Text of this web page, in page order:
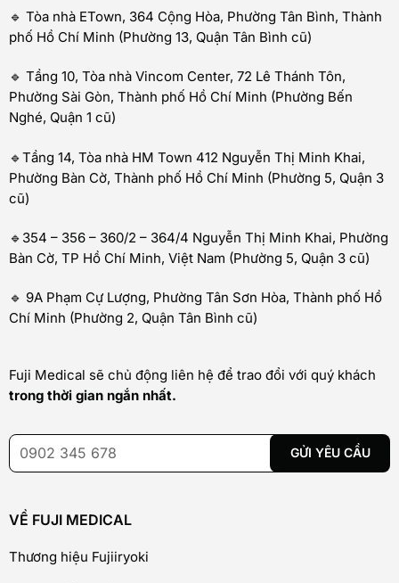
🔹 Tòa nhà ETown, 364 Cộng Hòa, Phường Tân Bình, Thành
phố Hồ Chí Minh (Phường 13, Quận Tân Bình cũ)
🔹 Tầng 10, Tòa nhà Vincom Center, 72 Lê Thánh Tôn,
Phường Sài Gòn, Thành phố Hồ Chí Minh (Phường Bến
Nghé, Quận 1 cũ)
🔹Tầng 14, Tòa nhà HM Town 412 Nguyễn Thị Minh Khai,
Phường Bàn Cờ, Thành phố Hồ Chí Minh (Phường 5, Quận 3
cũ)
🔹354 – 356 – 360/2 – 364/4 Nguyễn Thị Minh Khai, Phường
Bàn Cờ, TP Hồ Chí Minh, Việt Nam (Phường 5, Quận 3 cũ)
🔹 9A Phạm Cự Lượng, Phường Tân Sơn Hòa, Thành phố Hồ
Chí Minh (Phường 2, Quận Tân Bình cũ)
Fuji Medical sẽ chủ động liên hệ để trao đổi với quý khách
trong thời gian ngắn nhất.
VỀ FUJI MEDICAL
Thương hiệu Fujiiryoki